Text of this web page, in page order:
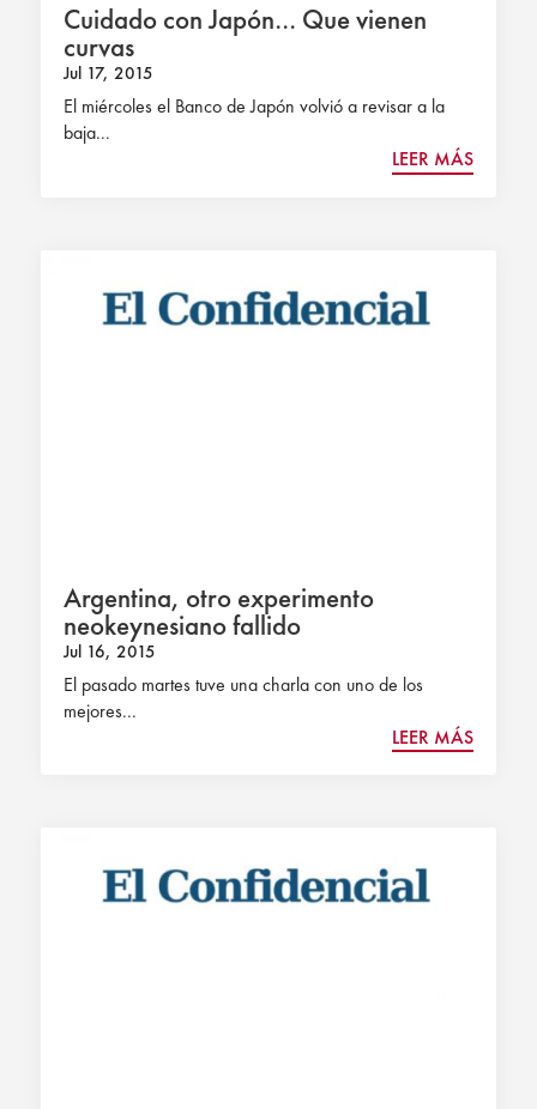
Cuidado con Japón… Que vienen
curvas
Jul 17, 2015
El miércoles el Banco de Japón volvió a revisar a la
baja...
LEER MÁS
Argentina, otro experimento
neokeynesiano fallido
Jul 16, 2015
El pasado martes tuve una charla con uno de los
mejores...
LEER MÁS